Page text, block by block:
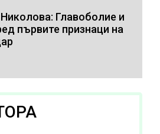
Главоболие и
първите признаци на